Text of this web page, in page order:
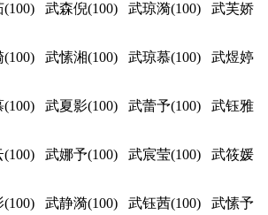
(100) 武森倪(100) 武琼漪(100) 武芙娇
(100) 武愫湘(100) 武琼慕(100) 武煜婷
(100) 武夏影(100) 武蕾予(100) 武钰雅
(100) 武娜予(100) 武宸莹(100) 武筱媛
(100) 武静漪(100) 武钰茜(100) 武愫予